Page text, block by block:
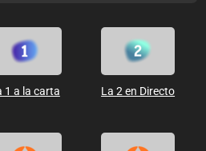
1 a la carta La 2 en Directo